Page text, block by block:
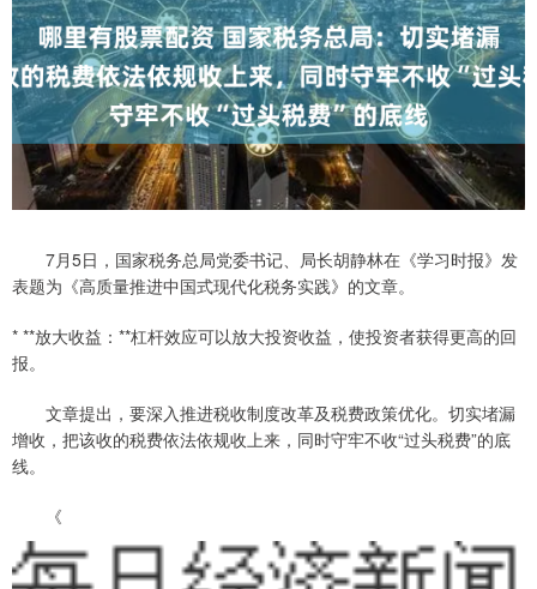
7月5日，国家税务总局党委书记、局长胡静林在《学习时报》发
表题为《高质量推进中国式现代化税务实践》的文章。
* **放大收益：**杠杆效应可以放大投资收益，使投资者获得更高的回
报。
文章提出，要深入推进税收制度改革及税费政策优化。切实堵漏
增收，把该收的税费依法依规收上来，同时守牢不收“过头税费”的底
线。
《